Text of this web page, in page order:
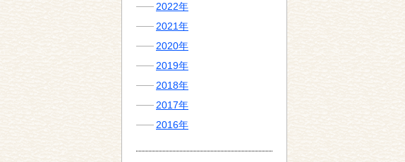
2022年
2021年
2020年
2019年
2018年
2017年
2016年